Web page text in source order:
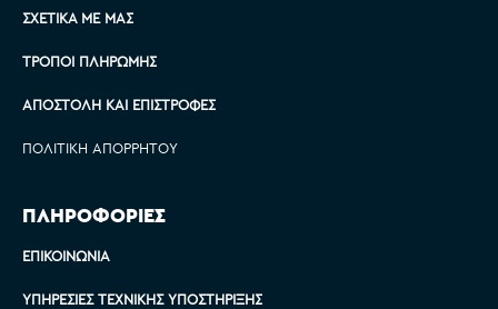
ΣΧΕΤΙΚΆ ΜΕ ΜΑΣ
ΤΡΌΠΟΙ ΠΛΗΡΩΜΉΣ
ΑΠΟΣΤΟΛΉ ΚΑΙ ΕΠΙΣΤΡΟΦΈΣ
ΠΟΛΙΤΙΚΉ ΑΠΟΡΡΉΤΟΥ
ΠΛΗΡΟΦΟΡΙΕΣ
ΕΠΙΚΟΙΝΩΝΊΑ
ΥΠΗΡΕΣΊΕΣ ΤΕΧΝΙΚΉΣ ΥΠΟΣΤΉΡΙΞΗΣ